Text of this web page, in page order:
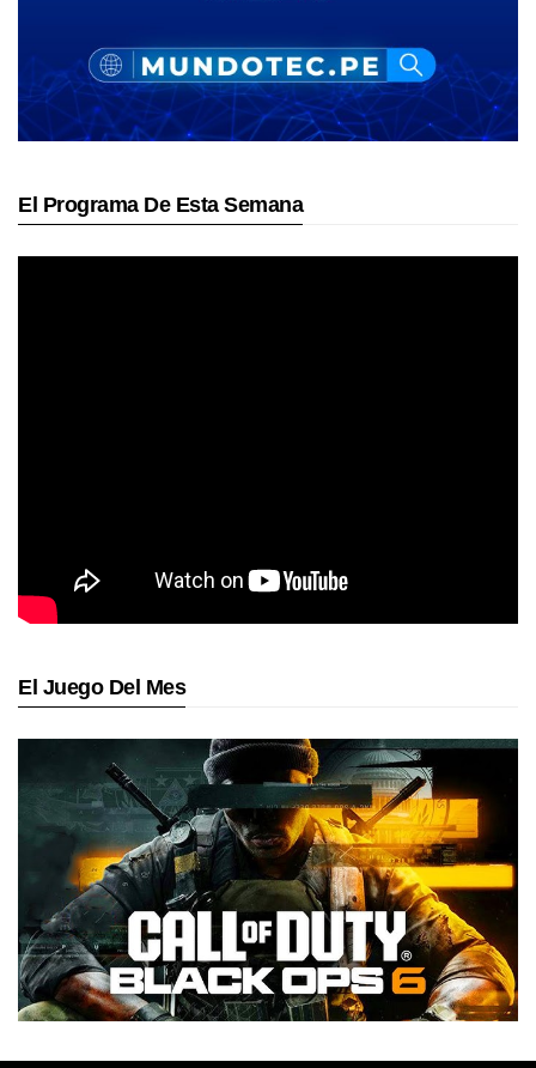
El Programa De Esta Semana
El Juego Del Mes